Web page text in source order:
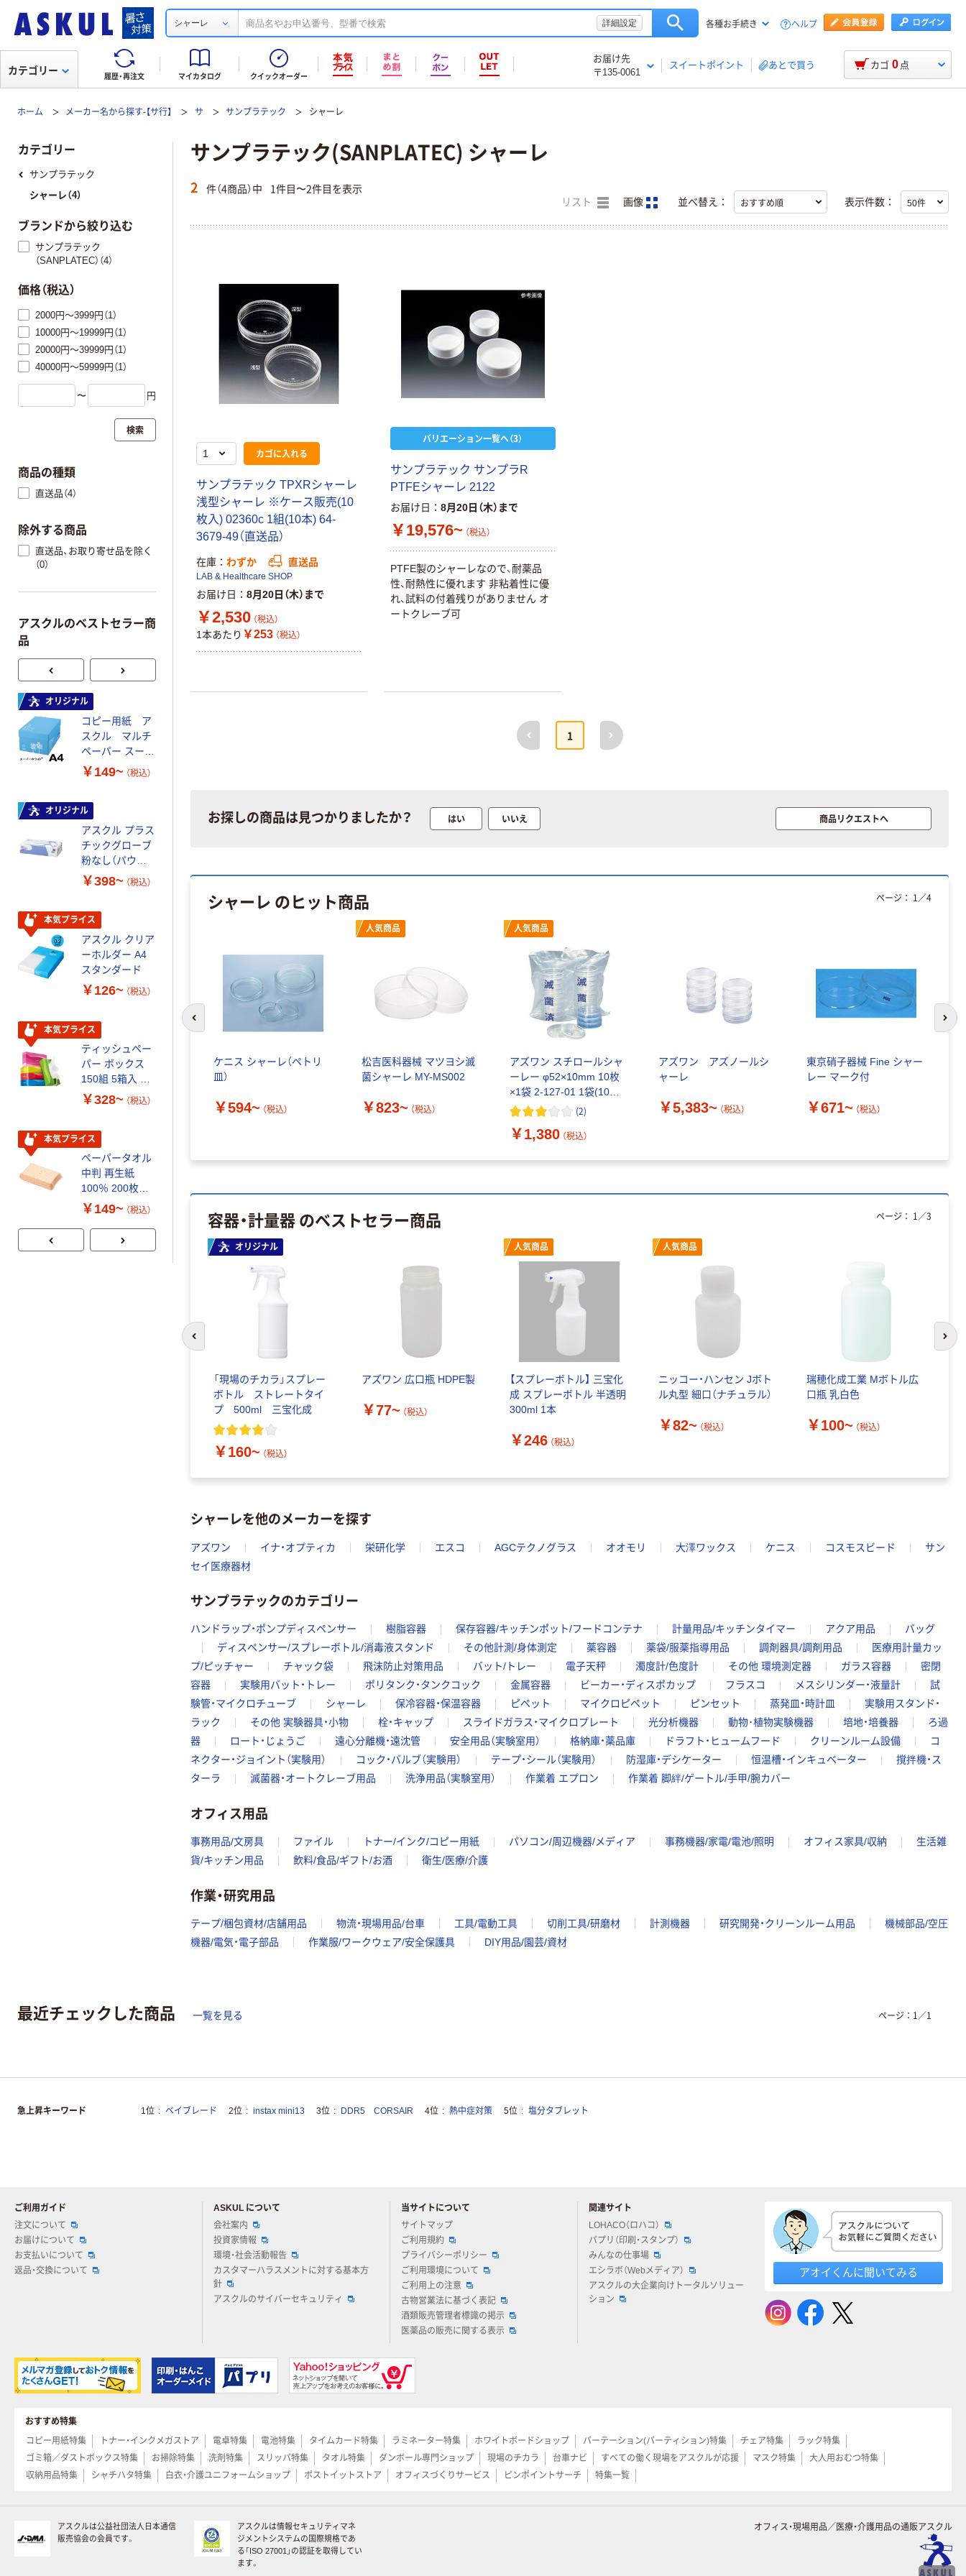
シャーレ 詳細設定 各種お手続き ヘルプ
履歴・再注文 マイカタログ クイックオーダー
お届け先
〒135-0061
スイートポイント あとで買う
カテゴリー カゴ 0 点
ホーム メーカー名から探す-【サ行】 サ サンプラテック シャーレ
サンプラテック(SANPLATEC) シャーレ
2 件（4商品）中 1件目〜2件目を表示
リスト 画像 並べ替え： 表示件数：
カゴに入れる
サンプラテック TPXRシャーレ
浅型シャーレ ※ケース販売(10
枚入) 02360c 1組(10本) 64-
3679-49（直送品）
在庫 わずか 直送品
LAB & Healthcare SHOP
お届け日 8月20日（木）まで
￥2,530 （税込）
1本あたり ￥253 （税込）
バリエーション一覧へ（3）
サンプラテック サンプラR
PTFEシャーレ 2122
お届け日 8月20日（木）まで
￥19,576~ （税込）
PTFE製のシャーレなので、耐薬品
性、耐熱性に優れます 非粘着性に優
れ、試料の付着残りがありません オ
ートクレーブ可
前へ
1
次へ
お探しの商品は見つかりましたか？ はい いいえ 商品リクエストへ
シャーレ のヒット商品
ケニス シャーレ（ペトリ
皿）
￥594~ （税込）
人気商品
松吉医科器械 マツヨシ滅
菌シャーレ MY-MS002
￥823~ （税込）
人気商品
アズワン スチロールシャ
ーレー φ52×10mm 10枚
×1袋 2-127-01 1袋(10枚)
（直送品）
(2)
￥1,380 （税込）
アズワン アズノールシ
ャーレ
￥5,383~ （税込）
東京硝子器械 Fine シャー
レー マーク付
￥671~ （税込）
ページ： 1 ／4
次
容器・計量器 のベストセラー商品
人気商品 オリジナル
「現場のチカラ」スプレー
ボトル ストレートタイ
プ 500ml 三宝化成
￥160~ （税込）
アズワン 広口瓶 HDPE製
￥77~ （税込）
人気商品
【スプレーボトル】 三宝化
成 スプレーボトル 半透明
300ml 1本
￥246 （税込）
人気商品
ニッコー・ハンセン Jボト
ル丸型 細口（ナチュラル）
￥82~ （税込）
瑞穂化成工業 Mボトル広
口瓶 乳白色
￥100~ （税込）
ページ： 1 ／3
前のスライドへ 次
シャーレを他のメーカーを探す
アズワン イナ・オプティカ 栄研化学 エスコ AGCテクノグラス オオモリ 大澤ワックス ケニス コスモスビード
サン
セイ医療器材
サンプラテックのカテゴリー
ハンドラップ・ポンプディスペンサー 樹脂容器 保存容器/キッチンポット/フードコンテナ 計量用品/キッチンタイマー アクア用品
バッグ
ディスペンサー/スプレーボトル/消毒液スタンド
その他計測/身体測定 薬容器 薬袋/服薬指導用品 調剤器具/調剤用品
医療用計量カッ
プ/ピッチャー
チャック袋 飛沫防止対策用品 バット/トレー 電子天秤 濁度計/色度計 その他 環境測定器 ガラス容器
密閉
容器
実験用バット・トレー ポリタンク・タンクコック 金属容器 ビーカー・ディスポカップ フラスコ メスシリンダー・液量計
試
験管・マイクロチューブ
シャーレ 保冷容器・保温容器 ピペット マイクロピペット ピンセット 蒸発皿・時計皿
実験用スタンド・
ラック
その他 実験器具・小物 栓・キャップ スライドガラス・マイクロプレート 光分析機器 動物･植物実験機器 培地・培養器
ろ過
器
ロート・じょうご 遠心分離機・遠沈管 安全用品（実験室用） 格納庫・薬品庫 ドラフト・ヒュームフード クリーンルーム設備
コ
ネクター・ジョイント（実験用）
コック・バルブ（実験用） テープ・シール（実験用） 防湿庫・デシケーター 恒温槽・インキュベーター
撹拌機・ス
ターラ
滅菌器・オートクレーブ用品 洗浄用品（実験室用） 作業着 エプロン 作業着 脚絆/ゲートル/手甲/腕カバー
オフィス用品
事務用品/文房具 ファイル トナー/インク/コピー用紙 パソコン/周辺機器/メディア 事務機器/家電/電池/照明 オフィス家具/収納
生活雑
貨/キッチン用品
飲料/食品/ギフト/お酒 衛生/医療/介護
作業・研究用品
テープ/梱包資材/店舗用品 物流・現場用品/台車 工具/電動工具 切削工具/研磨材 計測機器 研究開発・クリーンルーム用品
機械部品/空圧
機器/電気・電子部品
作業服/ワークウェア/安全保護具 DIY用品/園芸/資材
カテゴリー
サンプラテック
シャーレ（4）
ブランドから絞り込む
サンプラテック
（SANPLATEC）（4）
価格（税込）
2000円～3999円（1）
10000円～19999円（1）
20000円～39999円（1）
40000円～59999円（1）
〜 円
検索
商品の種類
直送品（4）
除外する商品
直送品、お取り寄せ品を除く
（0）
アスクルのベストセラー商
品
オリジナル
コピー用紙 ア
スクル マルチ
ペーパー スーパ
ーホワイト+
￥149~ （税込）
オリジナル
アスクル プラス
チックグローブ
粉なし（パウダ
ーフリー）
￥398~ （税込）
本気プライス
アスクル クリア
ーホルダー A4
スタンダード
￥126~ （税込）
本気プライス
ティッシュペー
パー ボックス
150組 5箱入 ア
スクル スマート
証
￥328~ （税込）
本気プライス
ペーパータオル
中判 再生紙
100％ 200枚
FSC認証 シング
企画 オリジナル
￥149~ （税込）
本気プライス
100% 6ロール
芯あり FSC認
￥460~
さしい やわらか
いマスク
￥458~ （税込）
本気プライス
パー シングル
リサイクル100
￥470~
アスクル プラ
リー）
￥298~
本気プライス
嬬恋銘水 ナチュ
キャップシール
￥1,037~
オリジナル
G バルクタイプ
指定医薬部外品
（税込）
サントリー 天然
水 ミネラルウォ
トル
￥686~
￥374~ （税込）
【アスクル限定】
ファーストレイ
ト ニトリルグ
本気プライス
FSC認証紙 アス
￥143~
本気プライス
ティッシュペー
パー ボックス
モカ 200組 5個
アスクル オリジ
ナルティッシュ
PEFC認証
￥428~ （税込）
オリジナル
ファーストレイ
ト ニトリルグ
ローブ ブル
ー 粉なし（パ
￥698~
オリジナル
アスクル 検査用
￥96~ （税込）
0.22mm 布テー
￥145~
オリジナル
アスクル プラス
ーフリー）
￥398~
スタンダード
￥126~ （税込）
パー ボックス
150組 5箱入 ア
コンパクト ビ
ペーパータオル
ル 大王製紙共同
￥149~ （税込）
最近チェックした商品 一覧を見る ページ： 1 ／1
急上昇キーワード 1位 ベイブレード 2位 instax mini13 3位 DDR5 CORSAIR 4位 熱中症対策 5位 塩分タブレット
ご利用ガイド
注文について
お届けについて
お支払いについて
返品・交換について
ASKUL について
会社案内
投資家情報
環境・社会活動報告
カスタマーハラスメントに対する基本方
針
アスクルのサイバーセキュリティ
当サイトについて
サイトマップ
ご利用規約
プライバシーポリシー
ご利用環境について
ご利用上の注意
古物営業法に基づく表記
酒類販売管理者標識の掲示
医薬品の販売に関する表示
関連サイト
LOHACO（ロハコ）
パプリ（印刷・スタンプ）
みんなの仕事場
エシラボ（Webメディア）
アスクルの大企業向けトータルソリュー
ション
アオイくんに聞いてみる
おすすめ特集
コピー用紙特集
トナー・インクメガストア 電卓特集 電池特集 タイムカード特集 ラミネーター特集 ホワイトボードショップ パーテーション(パーティション)特集 チェア特集
ラック特集
ゴミ箱／ダストボックス特集
お掃除特集 洗剤特集 スリッパ特集 タオル特集 ダンボール専門ショップ 現場のチカラ 台車ナビ すべての働く現場をアスクルが応援 マスク特集
大人用おむつ特集
収納用品特集
シャチハタ特集 白衣・介護ユニフォームショップ ポストイットストア オフィスづくりサービス ピンポイントサーチ 特集一覧
アスクルは公益社団法人日本通信
販売協会の会員です。
アスクルは情報セキュリティマネ
ジメントシステムの国際規格であ
る「ISO 27001」の認証を取得してい
ます。
オフィス・現場用品／医療・介護用品の通販アスクル